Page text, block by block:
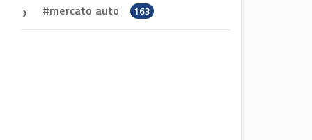
mercato auto 163